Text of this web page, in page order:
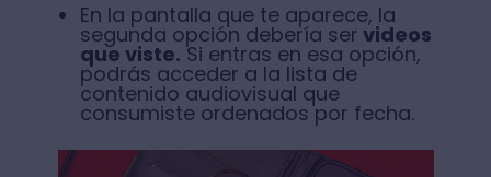
En la pantalla que te aparece, la
segunda opción debería ser videos
que viste. Si entras en esa opción,
podrás acceder a la lista de
contenido audiovisual que
consumiste ordenados por fecha.